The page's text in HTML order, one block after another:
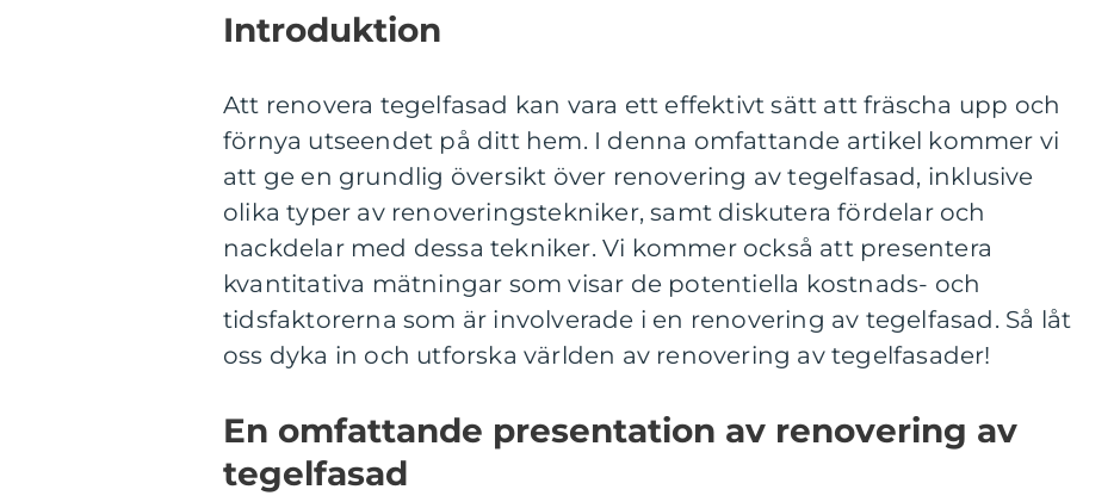
Introduktion
Att renovera tegelfasad kan vara ett effektivt sätt att fräscha upp och
förnya utseendet på ditt hem. I denna omfattande artikel kommer vi
att ge en grundlig översikt över renovering av tegelfasad, inklusive
olika typer av renoveringstekniker, samt diskutera fördelar och
nackdelar med dessa tekniker. Vi kommer också att presentera
kvantitativa mätningar som visar de potentiella kostnads- och
tidsfaktorerna som är involverade i en renovering av tegelfasad. Så låt
oss dyka in och utforska världen av renovering av tegelfasader!
En omfattande presentation av renovering av
tegelfasad